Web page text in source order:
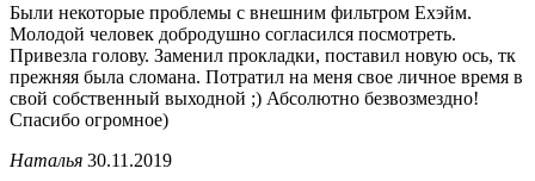
Были некоторые проблемы с внешним фильтром Ехэйм.
Молодой человек добродушно согласился посмотреть.
Привезла голову. Заменил прокладки, поставил новую ось, тк
прежняя была сломана. Потратил на меня свое личное время в
свой собственный выходной ;) Абсолютно безвозмездно!
Спасибо огромное)
Наталья 30.11.2019